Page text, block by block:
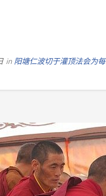
in 阳塘仁波切于灌顶法会为